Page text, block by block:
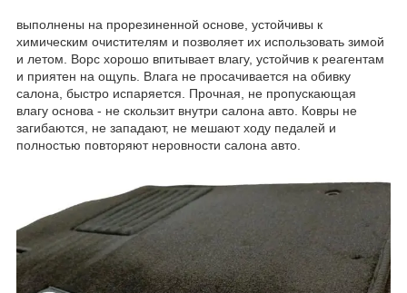
выполнены на прорезиненной основе, устойчивы к
химическим очистителям и позволяет их использовать зимой
и летом. Ворс хорошо впитывает влагу, устойчив к реагентам
и приятен на ощупь. Влага не просачивается на обивку
салона, быстро испаряется. Прочная, не пропускающая
влагу основа - не скользит внутри салона авто. Ковры не
загибаются, не западают, не мешают ходу педалей и
полностью повторяют неровности салона авто.